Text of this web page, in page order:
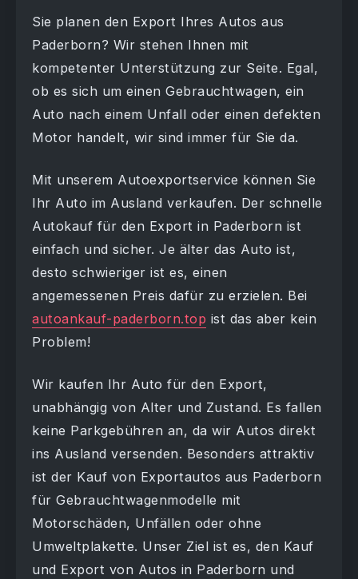
Sie planen den Export Ihres Autos aus
Paderborn? Wir stehen Ihnen mit
kompetenter Unterstützung zur Seite. Egal,
ob es sich um einen Gebrauchtwagen, ein
Auto nach einem Unfall oder einen defekten
Motor handelt, wir sind immer für Sie da.
Mit unserem Autoexportservice können Sie
Ihr Auto im Ausland verkaufen. Der schnelle
Autokauf für den Export in Paderborn ist
einfach und sicher. Je älter das Auto ist,
desto schwieriger ist es, einen
angemessenen Preis dafür zu erzielen. Bei
autoankauf-paderborn.top ist das aber kein
Problem!
Wir kaufen Ihr Auto für den Export,
unabhängig von Alter und Zustand. Es fallen
keine Parkgebühren an, da wir Autos direkt
ins Ausland versenden. Besonders attraktiv
ist der Kauf von Exportautos aus Paderborn
für Gebrauchtwagenmodelle mit
Motorschäden, Unfällen oder ohne
Umweltplakette. Unser Ziel ist es, den Kauf
und Export von Autos in Paderborn und